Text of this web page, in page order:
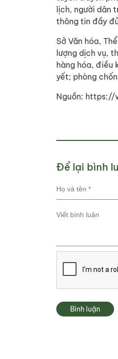
lịch, người dân
thông tin đầy
Sở Văn hóa,
lượng dịch vụ,
hàng hóa, điều
yết; phòng
Nguồn:
Để lại bình
Bình luận